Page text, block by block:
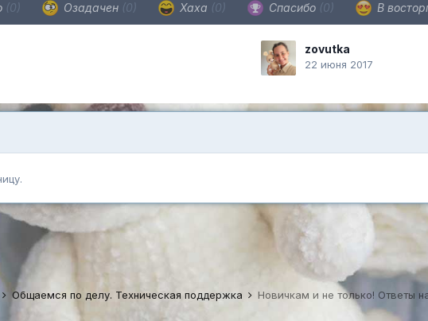
(0) Озадачен (0) Хаха (0) Спасибо (0) В
zovutka
22 июня 2017
Общаемся по делу. Техническая поддержка Новичкам и не только! Ответы